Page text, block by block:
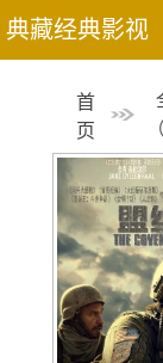
典藏经典影视
首
页
（